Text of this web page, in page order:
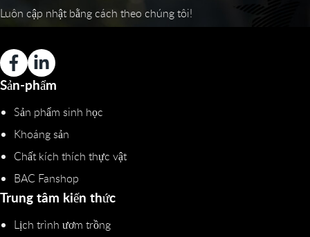
Luôn cập nhật bằng cách theo chúng tôi!
Sản-phẩm
Sản phẩm sinh học
Khoáng sản
Chất kích thích thực vật
BAC Fanshop
Trung tâm kiến thức
Lịch trình ươm trồng